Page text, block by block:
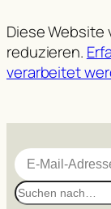
Diese Website
reduzieren.
verarbeitet
E-Mail-Adresse
S